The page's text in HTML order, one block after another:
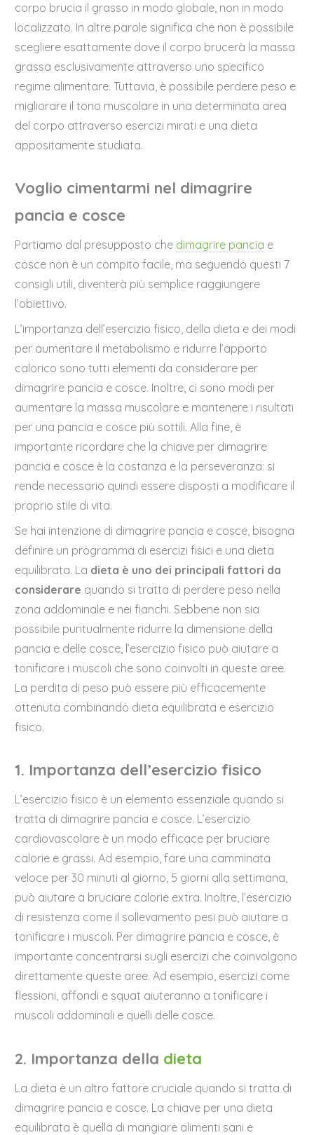
corpo brucia il grasso in modo globale, non in modo
localizzato. In altre parole significa che non è possibile
scegliere esattamente dove il corpo brucerà la massa
grassa esclusivamente attraverso uno specifico
regime alimentare. Tuttavia, è possibile perdere peso e
migliorare il tono muscolare in una determinata area
del corpo attraverso esercizi mirati e una dieta
appositamente studiata.
Voglio cimentarmi nel dimagrire
pancia e cosce
Partiamo dal presupposto che dimagrire pancia e
cosce non è un compito facile, ma seguendo questi 7
consigli utili, diventerà più semplice raggiungere
l’obiettivo.
L’importanza dell’esercizio fisico, della dieta e dei modi
per aumentare il metabolismo e ridurre l’apporto
calorico sono tutti elementi da considerare per
dimagrire pancia e cosce. Inoltre, ci sono modi per
aumentare la massa muscolare e mantenere i risultati
per una pancia e cosce più sottili. Alla fine, è
importante ricordare che la chiave per dimagrire
pancia e cosce è la costanza e la perseveranza: si
rende necessario quindi essere disposti a modificare il
proprio stile di vita.
Se hai intenzione di dimagrire pancia e cosce, bisogna
definire un programma di esercizi fisici e una dieta
equilibrata. La dieta è uno dei principali fattori da
considerare quando si tratta di perdere peso nella
zona addominale e nei fianchi. Sebbene non sia
possibile puntualmente ridurre la dimensione della
pancia e delle cosce, l’esercizio fisico può aiutare a
tonificare i muscoli che sono coinvolti in queste aree.
La perdita di peso può essere più efficacemente
ottenuta combinando dieta equilibrata e esercizio
fisico.
1. Importanza dell’esercizio fisico
L’esercizio fisico è un elemento essenziale quando si
tratta di dimagrire pancia e cosce. L’esercizio
cardiovascolare è un modo efficace per bruciare
calorie e grassi. Ad esempio, fare una camminata
veloce per 30 minuti al giorno, 5 giorni alla settimana,
può aiutare a bruciare calorie extra. Inoltre, l’esercizio
di resistenza come il sollevamento pesi può aiutare a
tonificare i muscoli. Per dimagrire pancia e cosce, è
importante concentrarsi sugli esercizi che coinvolgono
direttamente queste aree. Ad esempio, esercizi come
flessioni, affondi e squat aiuteranno a tonificare i
muscoli addominali e quelli delle cosce.
2. Importanza della dieta
La dieta è un altro fattore cruciale quando si tratta di
dimagrire pancia e cosce. La chiave per una dieta
equilibrata è quella di mangiare alimenti sani e